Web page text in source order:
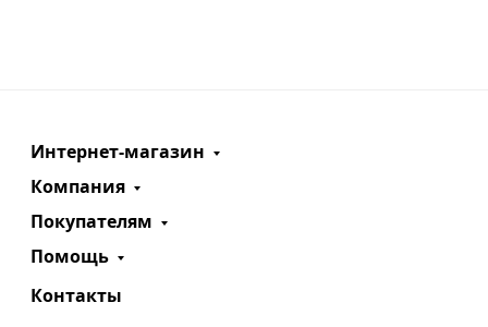
Интернет-магазин
Компания
Покупателям
Помощь
Контакты